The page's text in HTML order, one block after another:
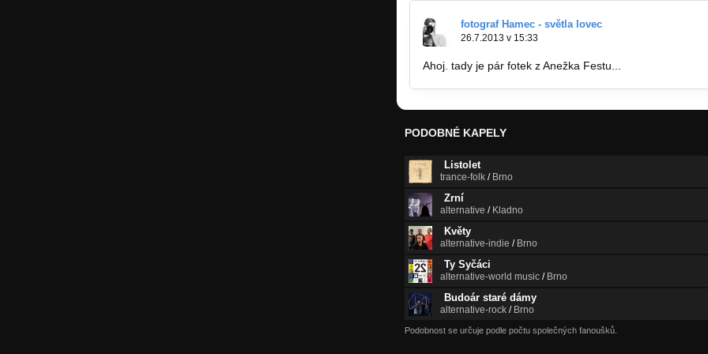
fotograf Hamec - světla lovec
26.7.2013 v 15:33
Ahoj. tady je pár fotek z Anežka Festu...
PODOBNÉ KAPELY
Listolet
trance-folk / Brno
Zrní
alternative / Kladno
Květy
alternative-indie / Brno
Ty Syčáci
alternative-world music / Brno
Budoár staré dámy
alternative-rock / Brno
Podobnost se určuje podle počtu společných fanoušků.